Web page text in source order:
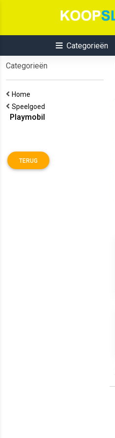
Categorieën
Categorieën
Home
Speelgoed
Playmobil
TERUG